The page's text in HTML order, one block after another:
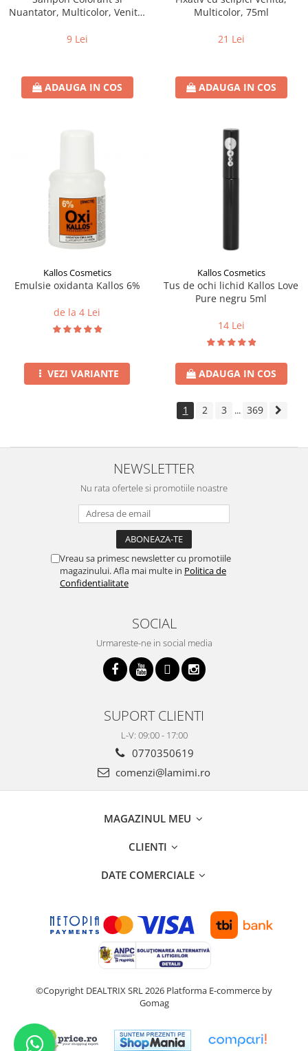
Nuantator, Multicolor, Venita,
9 Lei
ADAUGA IN COS
Multicolor, 75ml
21 Lei
ADAUGA IN COS
Kallos Cosmetics
Emulsie oxidanta Kallos 6%
de la 4 Lei
VEZI VARIANTE
Kallos Cosmetics
Tus de ochi lichid Kallos Love
Pure negru 5ml
14 Lei
ADAUGA IN COS
1 2 3 ... 369
NEWSLETTER
Nu rata ofertele si promotiile noastre
Vreau sa primesc newsletter cu promotiile
magazinului. Afla mai multe in Politica de
Confidentialitate
SOCIAL
Urmareste-ne in social media
SUPORT CLIENTI
L-V: 09:00 - 17:00
0770350619
comenzi@lamimi.ro
MAGAZINUL MEU
CLIENTI
DATE COMERCIALE
©Copyright DEALTRIX SRL 2026 Platforma E-commerce by
Gomag